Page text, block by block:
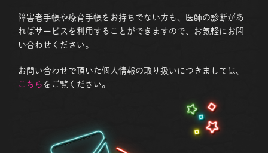
障害者手帳や療育手帳をお持ちでない方も、医師の診断があ
ればサービスを利用することができますので、お気軽にお問
い合わせください。
お問い合わせで頂いた個人情報の取り扱いにつきましては、
こちら をご覧ください。